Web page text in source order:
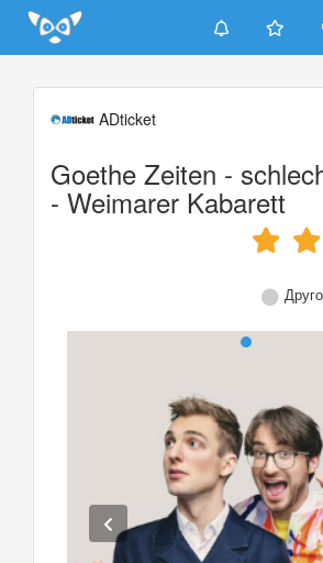
Update cookies preferences
ADticket
Goethe Zeiten -
- Weimarer Kabarett